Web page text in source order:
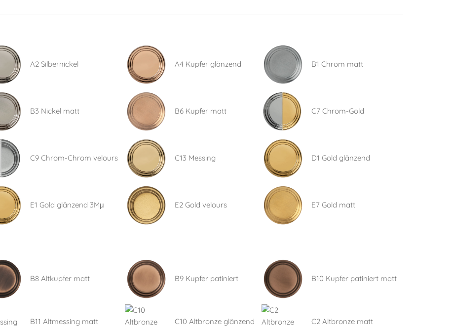
A2 Silbernickel A4 Kupfer glänzend B1 Chrom matt
B3 Nickel matt B6 Kupfer matt C7 Chrom-Gold
C9 Chrom-Chrom velours C13 Messing D1 Gold glänzend
E1 Gold glänzend 3Mμ E2 Gold velours E7 Gold matt
B8 Altkupfer matt B9 Kupfer patiniert B10 Kupfer patiniert matt
B11 Altmessing matt C10 Altbronze glänzend C2 Altbronze matt